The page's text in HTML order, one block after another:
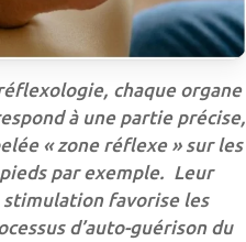
chaque organe
à une partie précise,
« zone réflexe » sur les
pieds par exemple. Leur
stimulation favorise les
d’auto-guérison du